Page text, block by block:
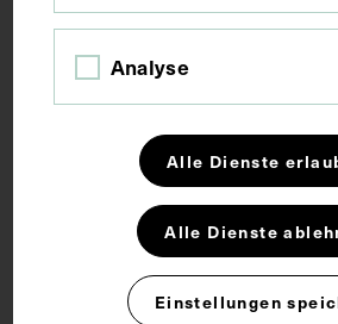
Stempel des Institutes für
Wien, versehen.
Schlagwörter
Geologe
Analyse
Alle Dienste
Alle Dienste
Einstellungen